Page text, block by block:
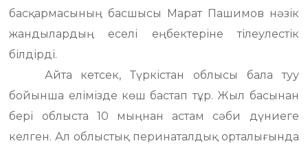
басқармасының басшысы Марат Пашимов нәзік
жандылардың еселі еңбектеріне тілеулестік
білдірді.
Айта кетсек, Түркістан облысы бала туу
бойынша елімізде көш бастап тұр. Жыл басынан
бері облыста 10 мыңнан астам сәби дүниеге
келген. Ал облыстық перинаталдық орталығында